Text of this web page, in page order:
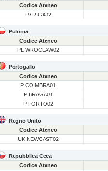
Codice Ateneo
LV RIGA02
Polonia
Codice Ateneo
PL WROCLAW02
Portogallo
Codice Ateneo
P COIMBRA01
P BRAGA01
P PORTO02
Regno Unito
Codice Ateneo
UK NEWCAST02
Repubblica Ceca
Codice Ateneo